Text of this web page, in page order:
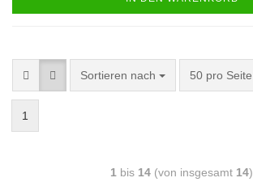
Sortieren nach 50 pro Seite
1
1 bis 14 (von insgesamt 14)